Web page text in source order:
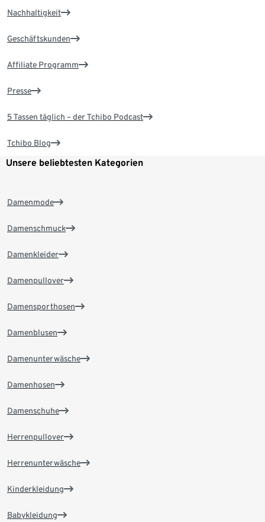
Nachhaltigkeit
Geschäftskunden
Affiliate Programm
Presse
5 Tassen täglich – der Tchibo Podcast
Tchibo Blog
Unsere beliebtesten Kategorien
Damenmode
Damenschmuck
Damenkleider
Damenpullover
Damensporthosen
Damenblusen
Damenunterwäsche
Damenhosen
Damenschuhe
Herrenpullover
Herrenunterwäsche
Kinderkleidung
Babykleidung